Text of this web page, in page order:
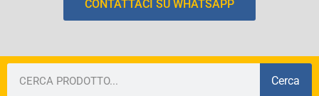
CONTATTACI SU WHATSAPP
Cerca